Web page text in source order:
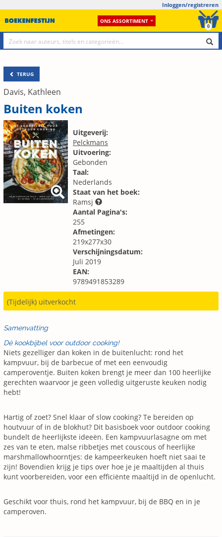
Inloggen/registreren
ONS ASSORTIMENT
0
TERUG
Davis, Kathleen
Buiten koken
Uitgeverij:
Pelckmans
Uitvoering:
Gebonden
Taal:
Nederlands
Staat van het boek:
Ramsj
Aantal Pagina's:
255
Afmetingen:
219x277x30
Verschijningsdatum:
Juli 2019
EAN:
9789491853289
(Tijdelijk) uitverkocht
Samenvatting
Dé kookbijbel voor outdoor cooking!
Niets gezelliger dan koken in de buitenlucht: rond het
kampvuur, bij de barbecue of met een eenvoudig
camperoventje. Buiten koken brengt je meer dan 100 heerlijke
gerechten waarvoor je geen volledig uitgeruste keuken nodig
hebt!
Hartig of zoet? Snel klaar of slow cooking? Te bereiden op
houtvuur of in de blokhut? Dit basisboek voor outdoor cooking
bundelt de heerlijkste ideeën. Een kampvuurlasagne om met
zes van te eten, malse ribbetjes met couscous of heerlijke
marshmallowhoorntjes: de kampeerkeuken hoeft niet saai te
zijn! Bovendien krijg je tips over hoe je je maaltijden al thuis
kunt voorbereiden, voor een efficiënte maaltijd in de openlucht.
Geschikt voor thuis, rond het kampvuur, bij de BBQ en in je
camperoven.